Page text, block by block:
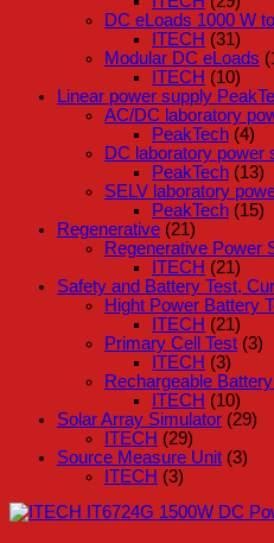
DC eLoads 1000 W
ITECH (31)
Modular DC eLoads
ITECH (10)
Linear power supply
AC/DC laboratory
PeakTech (4)
DC laboratory power
PeakTech (13)
SELV laboratory
PeakTech (15)
Regenerative (21)
Regenerative Power
ITECH (21)
Safety and Battery Test,
Hight Power Battery
ITECH (21)
Primary Cell Test (3)
ITECH (3)
Rechargeable
ITECH (10)
Solar Array Simulator (29)
ITECH (29)
Source Measure Unit (3)
ITECH (3)